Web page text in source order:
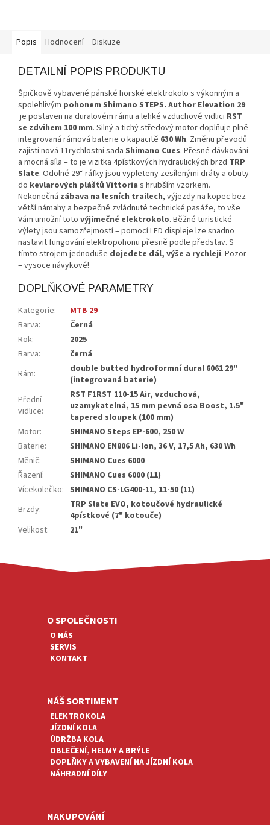
Popis Hodnocení Diskuze
DETAILNÍ POPIS PRODUKTU
Špičkově vybavené pánské horské elektrokolo s výkonným a
spolehlivým pohonem Shimano STEPS. Author Elevation 29
je postaven na duralovém rámu a lehké vzduchové vidlici RST
se zdvihem 100 mm. Silný a tichý středový motor doplňuje plně
integrovaná rámová baterie o kapacitě 630 Wh. Změnu převodů
zajistí nová 11rychlostní sada Shimano Cues. Přesné dávkování
a mocná síla – to je vizitka 4pístkových hydraulických brzd TRP
Slate. Odolné 29“ ráfky jsou vypleteny zesílenými dráty a obuty
do kevlarových plášťů Vittoria s hrubším vzorkem.
Nekonečná zábava na lesních trailech, výjezdy na kopec bez
větší námahy a bezpečně zvládnuté technické pasáže, to vše
Vám umožní toto výjimečné elektrokolo. Běžné turistické
výlety jsou samozřejmostí – pomocí LED displeje lze snadno
nastavit fungování elektropohonu přesně podle představ. S
tímto strojem jednoduše dojedete dál, výše a rychleji. Pozor
– vysoce návykové!
DOPLŇKOVÉ PARAMETRY
Kategorie:
MTB 29
Barva:
Černá
Rok:
2025
Barva:
černá
Rám:
double butted hydroformní dural 6061 29"
(integrovaná baterie)
Přední
vidlice:
RST F1RST 110-15 Air, vzduchová,
uzamykatelná, 15 mm pevná osa Boost, 1.5"
tapered sloupek (100 mm)
Motor:
SHIMANO Steps EP-600, 250 W
Baterie:
SHIMANO EN806 Li-Ion, 36 V, 17,5 Ah, 630 Wh
Měnič:
SHIMANO Cues 6000
Řazení:
SHIMANO Cues 6000 (11)
Vícekolečko: SHIMANO CS-LG400-11, 11-50 (11)
Brzdy:
TRP Slate EVO, kotoučové hydraulické
4pístkové (7" kotouče)
Velikost: 21"
O SPOLEČNOSTI
O NÁS
SERVIS
KONTAKT
NÁŠ SORTIMENT
ELEKTROKOLA
JÍZDNÍ KOLA
ÚDRŽBA KOLA
OBLEČENÍ, HELMY A BRÝLE
DOPLŇKY A VYBAVENÍ NA JÍZDNÍ KOLA
NÁHRADNÍ DÍLY
NAKUPOVÁNÍ